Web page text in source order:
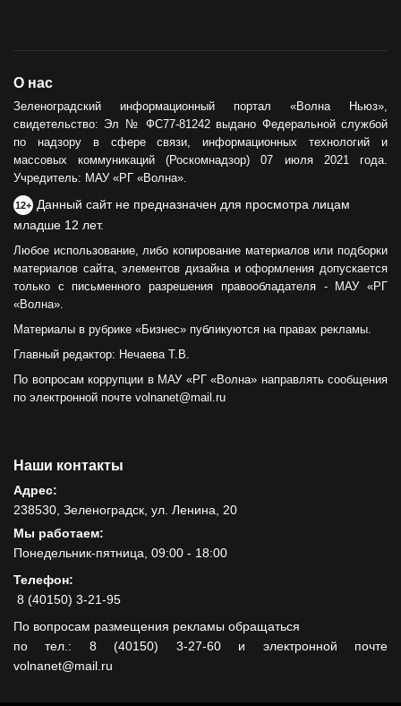
О нас
Зеленоградский информационный портал «Волна Ньюз»,
свидетельство: Эл № ФС77-81242 выдано Федеральной службой
по надзору в сфере связи, информационных технологий и
массовых коммуникаций (Роскомнадзор) 07 июля 2021 года.
Учредитель: МАУ «РГ «Волна».
12+ Данный сайт не предназначен для просмотра лицам
младше 12 лет.
Любое использование, либо копирование материалов или подборки
материалов сайта, элементов дизайна и оформления допускается
только с письменного разрешения правообладателя - МАУ «РГ
«Волна».
Материалы в рубрике «Бизнес» публикуются на правах рекламы.
Главный редактор: Нечаева Т.В.
По вопросам коррупции в МАУ «РГ «Волна» направлять сообщения
по электронной почте volnanet@mail.ru
Наши контакты
Адрес:
238530, Зеленоградск, ул. Ленина, 20
Мы работаем:
Понедельник-пятница, 09:00 - 18:00
Телефон:
8 (40150) 3-21-95
По вопросам размещения рекламы обращаться
по тел.: 8 (40150) 3-27-60 и электронной почте
volnanet@mail.ru